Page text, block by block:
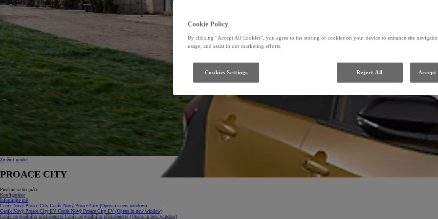
Změnit model
PROACE CITY
Pusťme se do práce
Konfigurátor
Informujte mě
Ceník Nový Proace City Ceník Nový Proace City (Opens in new window)
Ceník Nový Proace City EV Ceník Nový Proace City EV (Opens in new window)
Ceník originálního příslušenství Ceník originálního příslušenství (Opens in new window)
Cookie Policy
By clicking “Accept All Cookies”, you agree to the storing of cookies on your device to enhance site
usage, and assist in our marketing efforts.
Reject All Accept
Cookies Settings